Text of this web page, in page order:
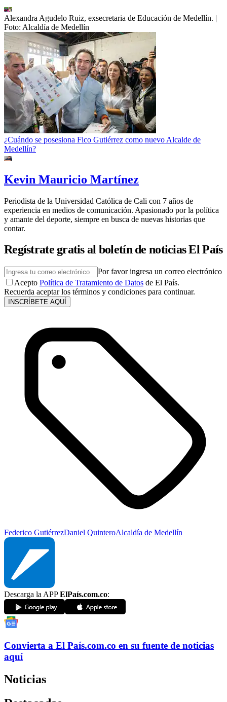
Alexandra Agudelo Ruiz, exsecretaria de Educación de Medellín. |
Foto: Alcaldía de Medellín
¿Cuándo se posesiona Fico Gutiérrez como nuevo Alcalde de
Medellín?
Kevin Mauricio Martínez
Periodista de la Universidad Católica de Cali con 7 años de
experiencia en medios de comunicación. Apasionado por la política
y amante del deporte, siempre en busca de nuevas historias que
contar.
Regístrate gratis al boletín de noticias El País
Por favor ingresa un correo electrónico
Acepto Política de Tratamiento de Datos de El País.
Recuerda aceptar los términos y condiciones para continuar.
INSCRÍBETE AQUÍ
Federico GutiérrezDaniel QuinteroAlcaldía de Medellín
Descarga la APPElPaís.com.co:
Convierta a El País.com.co en su fuente de noticias
aquí
Noticias